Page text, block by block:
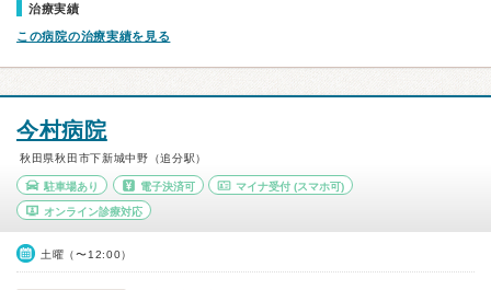
治療実績
この病院の治療実績を見る
今村病院
秋田県秋田市下新城中野（追分駅）
駐車場あり 電子決済可 マイナ受付 (スマホ可)
オンライン診療対応
土曜（〜12:00）